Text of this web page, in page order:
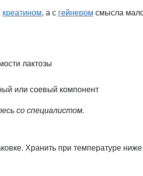
креатином, а с гейнером смысла
лактозы
или соевый компонент
со специалистом.
Хранить при температуре